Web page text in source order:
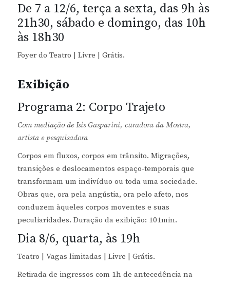
De 7 a 12/6, terça a sexta, das 9h às
21h30, sábado e domingo, das 10h
às 18h30
Foyer do Teatro | Livre | Grátis.
Exibição
Programa 2: Corpo Trajeto
Com mediação de Isis Gasparini, curadora da Mostra,
artista e pesquisadora
Corpos em fluxos, corpos em trânsito. Migrações,
transições e deslocamentos espaço-temporais que
transformam um indivíduo ou toda uma sociedade.
Obras que, ora pela angústia, ora pelo afeto, nos
conduzem àqueles corpos moventes e suas
peculiaridades. Duração da exibição: 101min.
Dia 8/6, quarta, às 19h
Teatro | Vagas limitadas | Livre | Grátis.
Retirada de ingressos com 1h de antecedência na